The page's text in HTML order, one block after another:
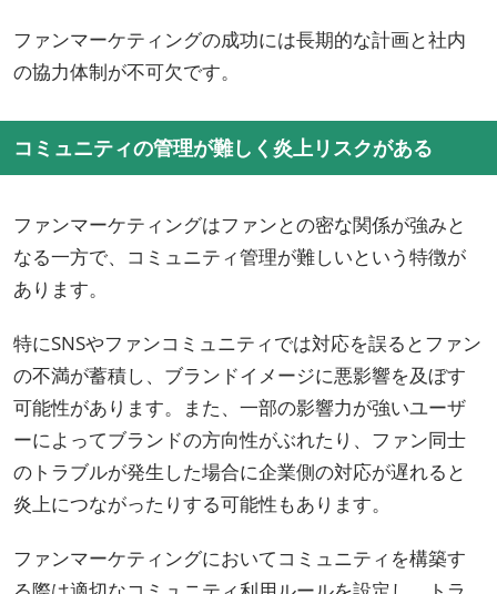
ファンマーケティングの成功には長期的な計画と社内
の協力体制が不可欠です。
コミュニティの管理が難しく炎上リスクがある
ファンマーケティングはファンとの密な関係が強みと
なる一方で、コミュニティ管理が難しいという特徴が
あります。
特にSNSやファンコミュニティでは対応を誤るとファン
の不満が蓄積し、ブランドイメージに悪影響を及ぼす
可能性があります。また、一部の影響力が強いユーザ
ーによってブランドの方向性がぶれたり、ファン同士
のトラブルが発生した場合に企業側の対応が遅れると
炎上につながったりする可能性もあります。
ファンマーケティングにおいてコミュニティを構築す